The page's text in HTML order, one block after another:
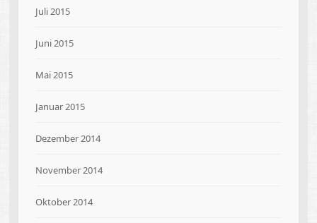
Juli 2015
Juni 2015
Mai 2015
Januar 2015
Dezember 2014
November 2014
Oktober 2014